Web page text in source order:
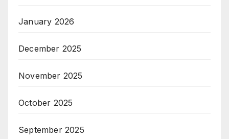
January 2026
December 2025
November 2025
October 2025
September 2025